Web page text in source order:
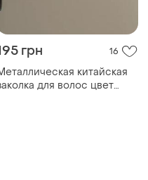
грн 16
китайская
для волос цвет